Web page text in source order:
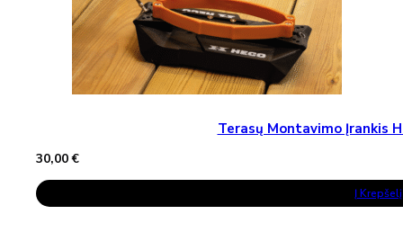
Terasų Montavimo Įrankis
30,00€
Į Krepšelį